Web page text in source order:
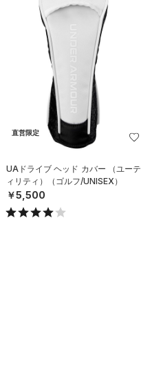
直営限定
UAドライブ ヘッド カバー （ユーテ
ィリティ）（ゴルフ/UNISEX）
￥5,500